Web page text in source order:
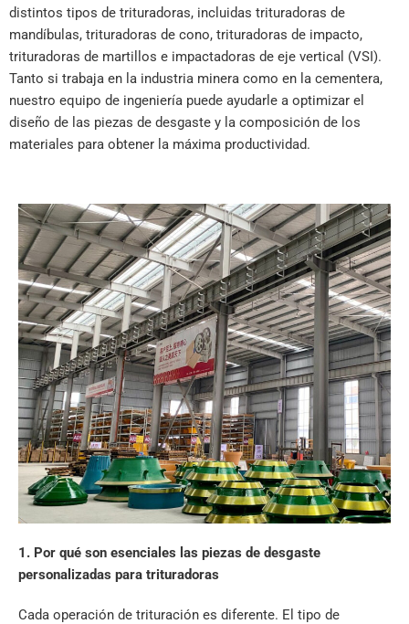
distintos tipos de trituradoras, incluidas trituradoras de
mandíbulas, trituradoras de cono, trituradoras de impacto,
trituradoras de martillos e impactadoras de eje vertical (VSI).
Tanto si trabaja en la industria minera como en la cementera,
nuestro equipo de ingeniería puede ayudarle a optimizar el
diseño de las piezas de desgaste y la composición de los
materiales para obtener la máxima productividad.
1. Por qué son esenciales las piezas de desgaste
personalizadas para trituradoras
Cada operación de trituración es diferente. El tipo de